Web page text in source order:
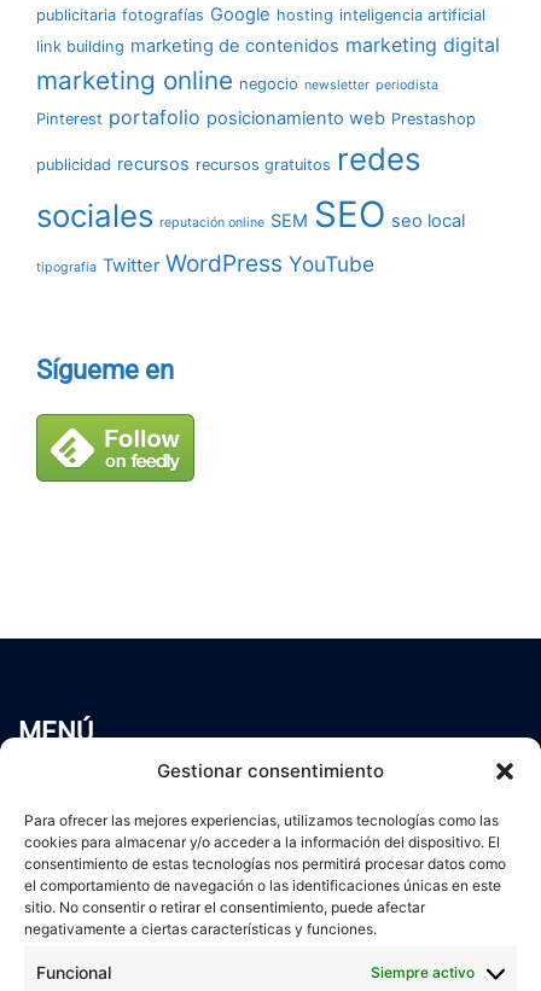
Gestionar consentimiento
Para ofrecer las mejores experiencias, utilizamos tecnologías como las
cookies para almacenar y/o acceder a la información del dispositivo. El
consentimiento de estas tecnologías nos permitirá procesar datos como
el comportamiento de navegación o las identificaciones únicas en este
sitio. No consentir o retirar el consentimiento, puede afectar
negativamente a ciertas características y funciones.
Funcional Siempre activo
publicitaria fotografías Google hosting inteligencia artificial
link building marketing de contenidos marketing digital
marketing online negocio newsletter periodista
Pinterest portafolio posicionamiento web Prestashop
publicidad recursos recursos gratuitos redes
sociales reputación online SEM SEO seo local
tipografía Twitter WordPress YouTube
Sígueme en
MENÚ
Servicios
Blog
Contacto
Aviso Legal
Política de cookies